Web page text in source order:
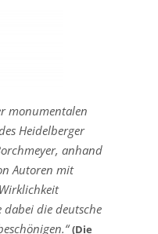
monumentalen
Heidelberger
anhand
Autoren mit
die deutsche
(Die